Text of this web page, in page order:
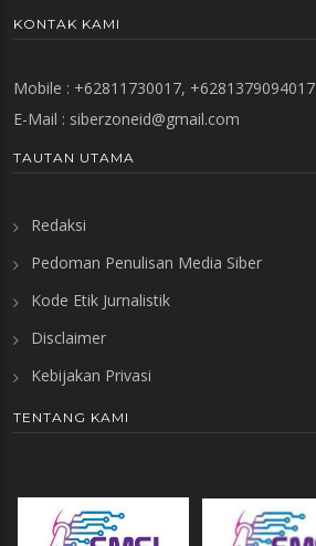
KONTAK KAMI
Mobile : +62811730017, +6281379094017
E-Mail : siberzoneid@gmail.com
TAUTAN UTAMA
Redaksi
Pedoman Penulisan Media Siber
Kode Etik Jurnalistik
Disclaimer
Kebijakan Privasi
TENTANG KAMI